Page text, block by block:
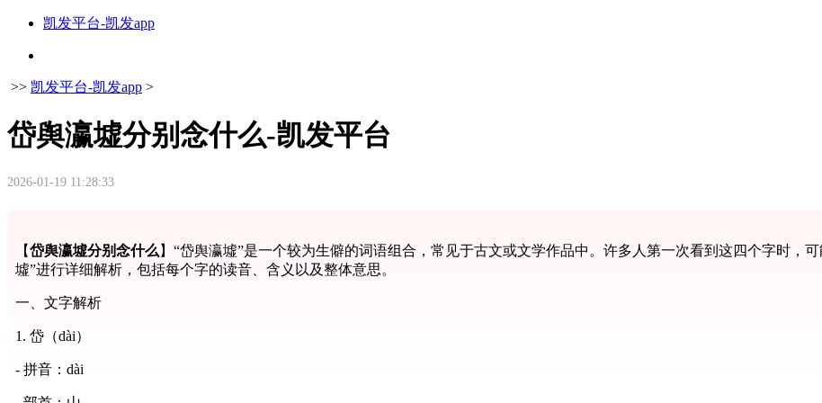
凯发平台-凯发app
>> 凯发平台-凯发app >
岱舆瀛墟分别念什么-凯发平台
2026-01-19 11:28:33
【岱舆瀛墟分别念什么 】“岱舆瀛墟”是一个较为生僻的词语组合，常见于古文或文学作品中。许多人第一次看到这四个字时，
墟”进行详细解析，包括每个字的读音、含义以及整体意思。
一、文字解析
1. 岱（dài）
- 拼音：dài